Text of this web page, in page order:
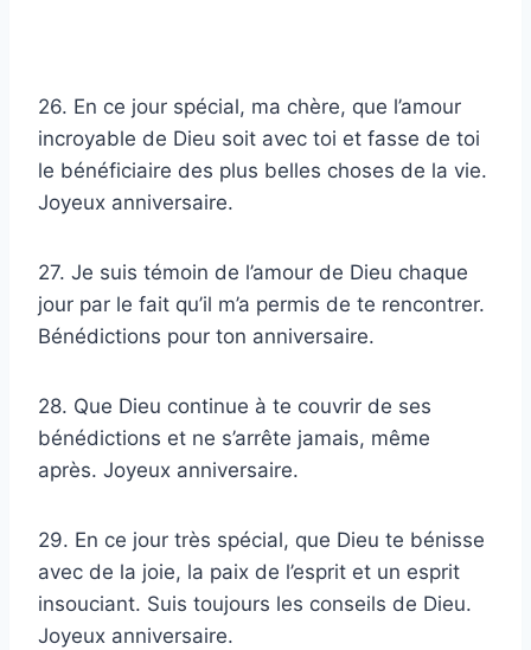
26. En ce jour spécial, ma chère, que l’amour
incroyable de Dieu soit avec toi et fasse de toi
le bénéficiaire des plus belles choses de la vie.
Joyeux anniversaire.
27. Je suis témoin de l’amour de Dieu chaque
jour par le fait qu’il m’a permis de te rencontrer.
Bénédictions pour ton anniversaire.
28. Que Dieu continue à te couvrir de ses
bénédictions et ne s’arrête jamais, même
après. Joyeux anniversaire.
29. En ce jour très spécial, que Dieu te bénisse
avec de la joie, la paix de l’esprit et un esprit
insouciant. Suis toujours les conseils de Dieu.
Joyeux anniversaire.